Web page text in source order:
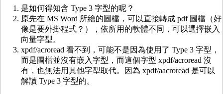
是如何得知含 Type 3 字型的呢？
原先在 MS Word 所繪的圖檔，可以直接轉成 pdf 圖檔（好
像是要外掛程式？），依所用的軟體不同，可以選擇嵌入
向量字型。
xpdf/acroread 看不到，可能不是因為使用了 Type 3 字型，
而是圖檔並沒有嵌入字型，而這個字型 xpdf/acroread 沒
有，也無法用其他字型取代。因為 xpdf/aacroread 是可以
解讀 Type 3 字型的。